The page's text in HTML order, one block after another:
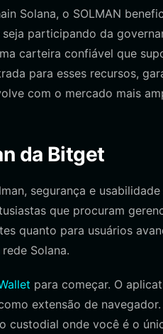
Solana, o SOLMAN
participando da
carteira confiável que
para esses recursos,
com o mercado mais
da Bitget
segurança e
que procuram
quanto para usuários
Solana.
para começar. O
extensão de
custodial onde você é o